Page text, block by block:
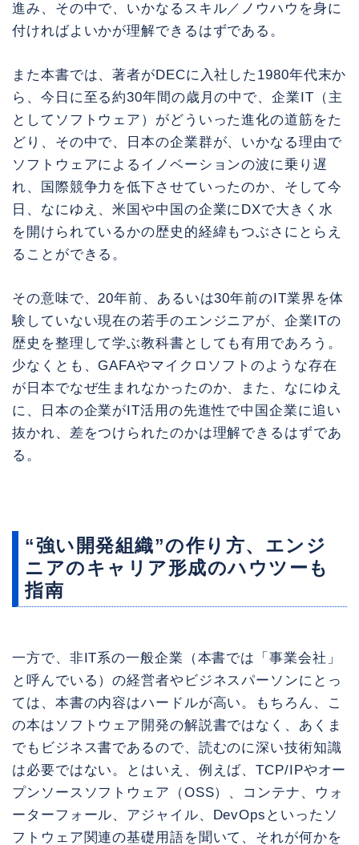
進み、その中で、いかなるスキル／ノウハウを身に
付ければよいかが理解できるはずである。
また本書では、著者がDECに入社した1980年代末か
ら、今日に至る約30年間の歳月の中で、企業IT（主
としてソフトウェア）がどういった進化の道筋をた
どり、その中で、日本の企業群が、いかなる理由で
ソフトウェアによるイノベーションの波に乗り遅
れ、国際競争力を低下させていったのか、そして今
日、なにゆえ、米国や中国の企業にDXで大きく水
を開けられているかの歴史的経緯もつぶさにとらえ
ることができる。
その意味で、20年前、あるいは30年前のIT業界を体
験していない現在の若手のエンジニアが、企業ITの
歴史を整理して学ぶ教科書としても有用であろう。
少なくとも、GAFAやマイクロソフトのような存在
が日本でなぜ生まれなかったのか、また、なにゆえ
に、日本の企業がIT活用の先進性で中国企業に追い
抜かれ、差をつけられたのかは理解できるはずであ
る。
“強い開発組織”の作り方、エンジ
ニアのキャリア形成のハウツーも
指南
一方で、非IT系の一般企業（本書では「事業会社」
と呼んでいる）の経営者やビジネスパーソンにとっ
ては、本書の内容はハードルが高い。もちろん、こ
の本はソフトウェア開発の解説書ではなく、あくま
でもビジネス書であるので、読むのに深い技術知識
は必要ではない。とはいえ、例えば、TCP/IPやオー
プンソースソフトウェア（OSS）、コンテナ、ウォ
ーターフォール、アジャイル、DevOpsといったソ
フトウェア関連の基礎用語を聞いて、それが何かを